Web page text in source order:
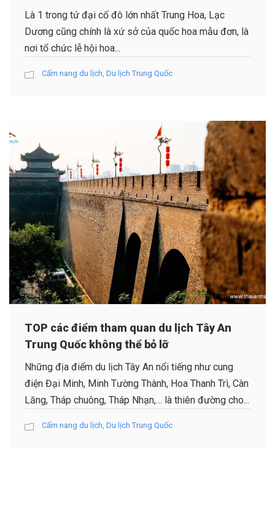
Là 1 trong tứ đại cố đô lớn nhất Trung Hoa, Lạc
Dương cũng chính là xứ sở của quốc hoa mẫu đơn, là
nơi tổ chức lễ hội hoa...
Cẩm nang du lịch, Du lịch Trung Quốc
TOP các điểm tham quan du lịch Tây An
Trung Quốc không thể bỏ lỡ
Những địa điểm du lịch Tây An nổi tiếng như cung
điện Đại Minh, Minh Tường Thành, Hoa Thanh Trì, Càn
Lăng, Tháp chuông, Tháp Nhạn,… là thiên đường cho...
Cẩm nang du lịch Du lịch Trung Quốc